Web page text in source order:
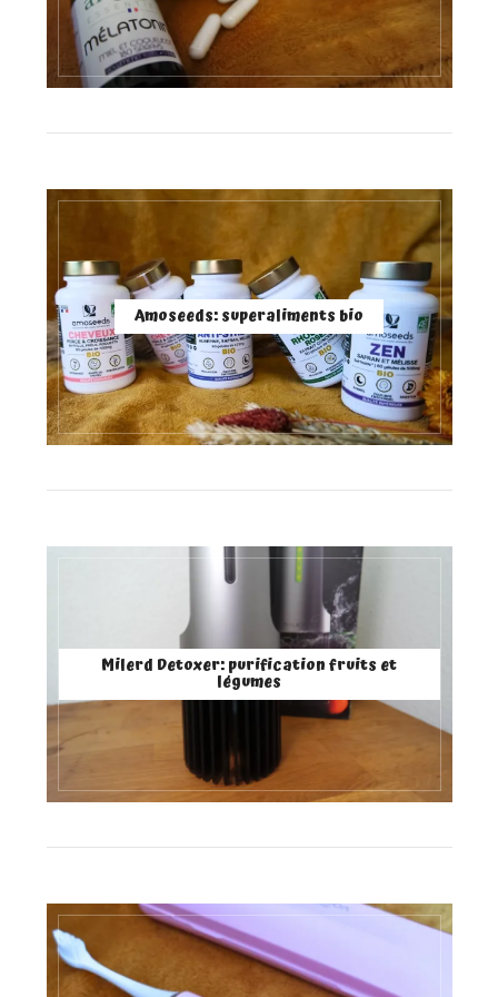
Amoseeds: superaliments bio
Milerd Detoxer: purification fruits et
légumes